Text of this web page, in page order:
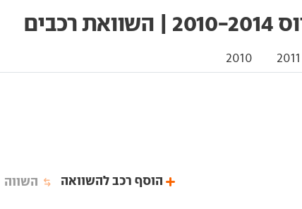
‏2010-2014 | השוואת רכבים
2011
2010
השווה הוסף רכב להשוואה